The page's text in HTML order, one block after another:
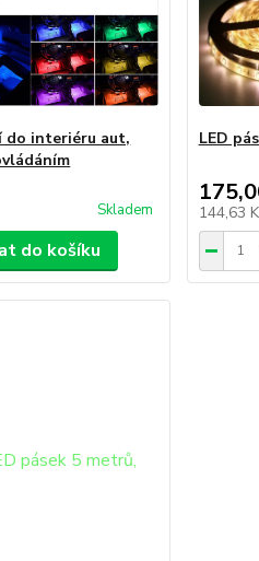
do interiéru aut,
Skladem
do košíku
LED
144,63